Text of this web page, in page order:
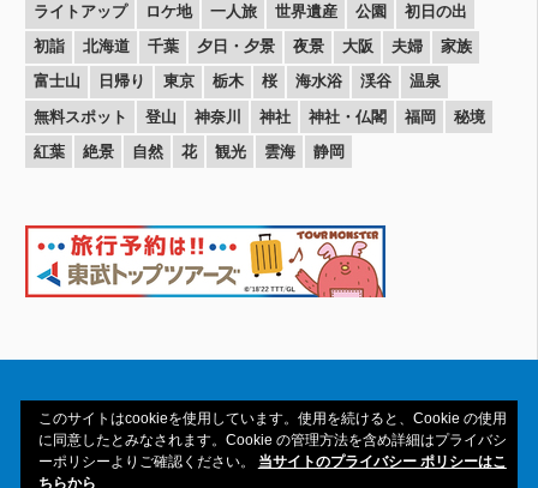
ライトアップ
ロケ地 一人旅 世界遺産 公園
初日の出
初詣
北海道 千葉 夕日・夕景 夜景 大阪 夫婦
家族
富士山
日帰り 東京 栃木 桜 海水浴 渓谷
温泉
無料スポット
登山 神奈川 神社 神社・仏閣 福岡
秘境
紅葉
絶景 自然 花 観光 雲海 静岡
Copyright© 2016-2026amAtavi All Rights
このサイトはcookieを使用しています。使用を続けると、Cookie の使用
に同意したとみなされます。Cookie の管理方法を含め詳細はプライバシ
ーポリシーよりご確認ください。 当サイトのプライバシー ポリシーはこ
ちらから